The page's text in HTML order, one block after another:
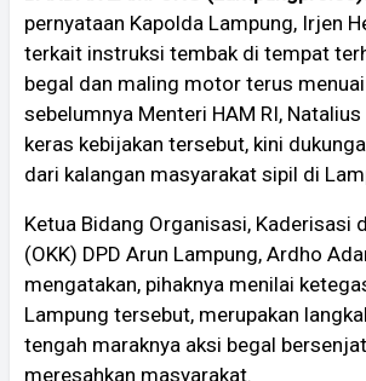
pernyataan Kapolda Lampung, Irjen
terkait instruksi tembak di tempat
begal dan maling motor terus
sebelumnya Menteri HAM RI,
keras kebijakan tersebut, kini
dari kalangan masyarakat sipil di
Ketua Bidang Organisasi, Kaderisasi
(OKK) DPD Arun Lampung, Ardho
mengatakan, pihaknya menilai
Lampung tersebut, merupakan
tengah maraknya aksi begal
meresahkan masyarakat.